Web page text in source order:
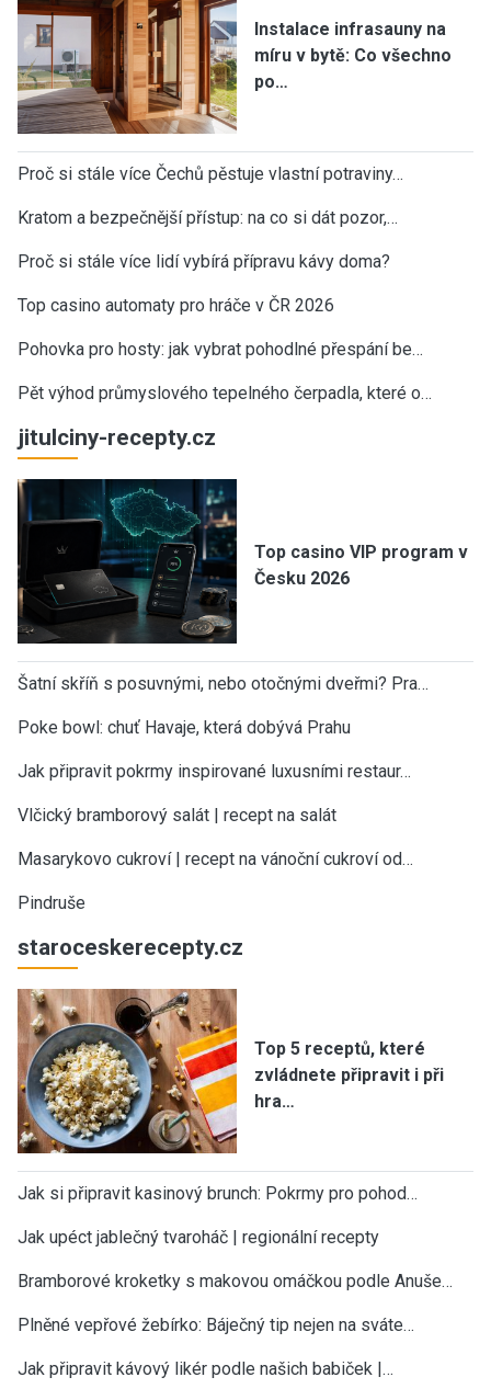
Instalace infrasauny na
míru v bytě: Co všechno
po…
Proč si stále více Čechů pěstuje vlastní potraviny…
Kratom a bezpečnější přístup: na co si dát pozor,…
Proč si stále více lidí vybírá přípravu kávy doma?
Top casino automaty pro hráče v ČR 2026
Pohovka pro hosty: jak vybrat pohodlné přespání be…
Pět výhod průmyslového tepelného čerpadla, které o…
jitulciny-recepty.cz
Top casino VIP program v
Česku 2026
Šatní skříň s posuvnými, nebo otočnými dveřmi? Pra…
Poke bowl: chuť Havaje, která dobývá Prahu
Jak připravit pokrmy inspirované luxusními restaur…
Vlčický bramborový salát | recept na salát
Masarykovo cukroví | recept na vánoční cukroví od…
Pindruše
staroceskerecepty.cz
Top 5 receptů, které
zvládnete připravit i při
hra…
Jak si připravit kasinový brunch: Pokrmy pro pohod…
Jak upéct jablečný tvaroháč | regionální recepty
Bramborové kroketky s makovou omáčkou podle Anuše…
Plněné vepřové žebírko: Báječný tip nejen na sváte…
Jak připravit kávový likér podle našich babiček |…